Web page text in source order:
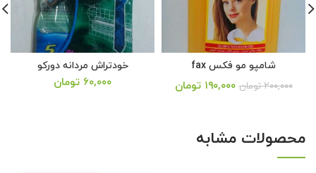
شامپو مو فکس fax
۲۰۰,۰۰۰ تومان ۱۹۰,۰۰۰ تومان
خودتراش مردانه دورکو
۶۰,۰۰۰ تومان
محصولات مشابه